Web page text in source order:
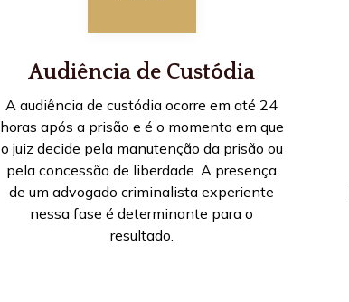
Audiência de Custódia
A audiência de custódia ocorre em até 24
horas após a prisão e é o momento em que
o juiz decide pela manutenção da prisão ou
pela concessão de liberdade. A presença
de um advogado criminalista experiente
nessa fase é determinante para o
resultado.